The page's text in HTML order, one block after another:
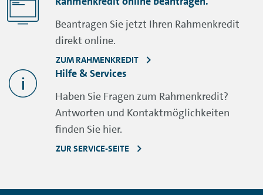
Beantragen Sie jetzt Ihren Rahmenkredit
direkt online.
ZUM RAHMENKREDIT
Hilfe & Services
Haben Sie Fragen zum Rahmenkredit?
Antworten und Kontaktmöglichkeiten
finden Sie hier.
ZUR SERVICE-SEITE